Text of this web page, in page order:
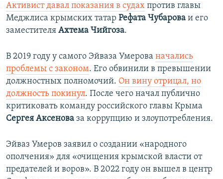
Активист давал показания в судах против главы
Меджлиса крымских татар Рефата Чубарова и его
заместителя Ахтема Чийгоза.
В 2019 году у самого Эйваза Умерова начались
проблемы с законом. Его обвинили в превышении
должностных полномочий. Он вину отрицал, но
должность покинул. После чего начал публично
критиковать команду российского главы Крыма
Сергея Аксенова за коррупцию и злоупотребления.
Эйваз Умеров заявил о создании «народного
ополчения» для «очищения крымской власти от
предателей и воров». В 2022 году он вышел в центр